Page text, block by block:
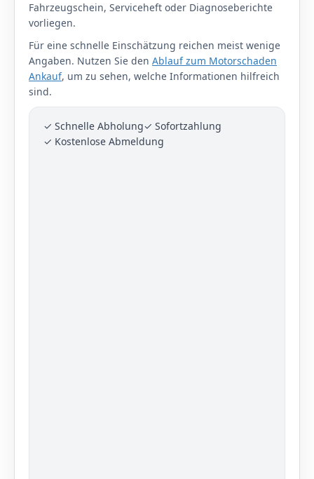
Fahrzeugschein, Serviceheft oder Diagnoseberichte
vorliegen.
Für eine schnelle Einschätzung reichen meist wenige
Angaben. Nutzen Sie den Ablauf zum Motorschaden
Ankauf, um zu sehen, welche Informationen hilfreich
sind.
✓ Schnelle Abholung✓ Sofortzahlung
✓ Kostenlose Abmeldung